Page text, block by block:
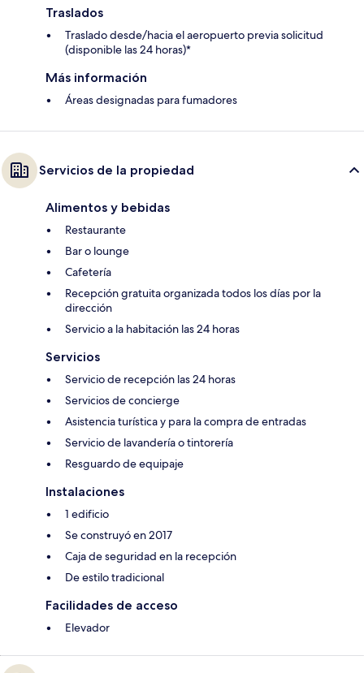
Traslados
Traslado desde/hacia el aeropuerto previa solicitud
(disponible las 24 horas)*
Más información
Áreas designadas para fumadores
Servicios de la propiedad
Alimentos y bebidas
Restaurante
Bar o lounge
Cafetería
Recepción gratuita organizada todos los días por la
dirección
Servicio a la habitación las 24 horas
Servicios
Servicio de recepción las 24 horas
Servicios de concierge
Asistencia turística y para la compra de entradas
Servicio de lavandería o tintorería
Resguardo de equipaje
Instalaciones
1 edificio
Se construyó en 2017
Caja de seguridad en la recepción
De estilo tradicional
Facilidades de acceso
Elevador